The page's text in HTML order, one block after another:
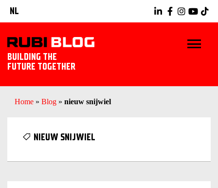
NL
BUILDING THE
FUTURE TOGETHER
HOME
Home » Blog » nieuw snijwiel
NIEUW SNIJWIEL